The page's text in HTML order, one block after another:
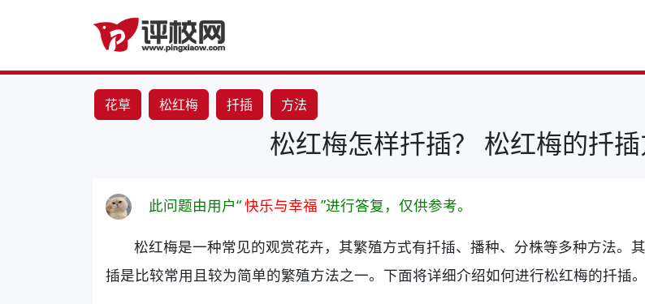
花草 松红梅 扦插 方法
松红梅怎样扦插？ 松红梅的扦插
此问题由用户“快乐与幸福 ”进行答复，仅供参考。
松红梅是一种常见的观赏花卉，其繁殖方式有扦插、播种、分株等多种方法。
插是比较常用且较为简单的繁殖方法之一。下面将详细介绍如何进行松红梅的扦插。